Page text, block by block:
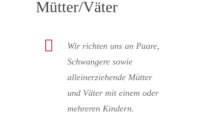
Mütter/Väter
Wir richten uns an Paare,
Schwangere sowie
alleinerziehende Mütter
und Väter mit einem oder
mehreren Kindern.